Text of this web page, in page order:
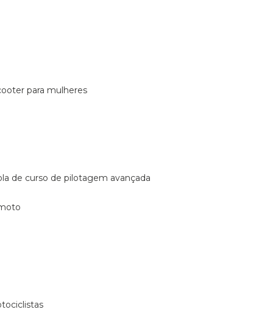
para mulheres
de curso de pilotagem avançada